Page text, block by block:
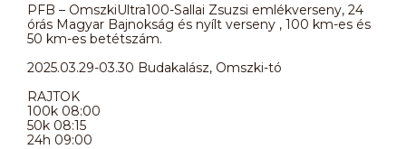
PFB – OmszkiUltra100-Sallai Zsuzsi emlékverseny, 24
órás Magyar Bajnokság és nyílt verseny , 100 km-es és
50 km-es betétszám.
2025.03.29-03.30 Budakalász, Omszki-tó
RAJTOK
100k 08:00
50k 08:15
24h 09:00